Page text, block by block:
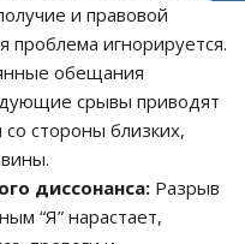
и правовой
проблема игнорируется.
обещания
срывы приводят
стороны близких,
диссонанса: Разрыв
“Я” нарастает,